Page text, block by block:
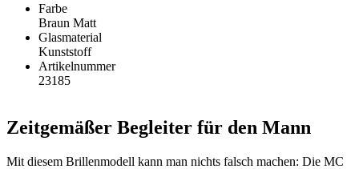
Farbe
Braun Matt
Glasmaterial
Kunststoff
Artikelnummer
23185
Zeitgemäßer Begleiter für den Mann
Mit diesem Brillenmodell kann man nichts falsch machen: Die MC